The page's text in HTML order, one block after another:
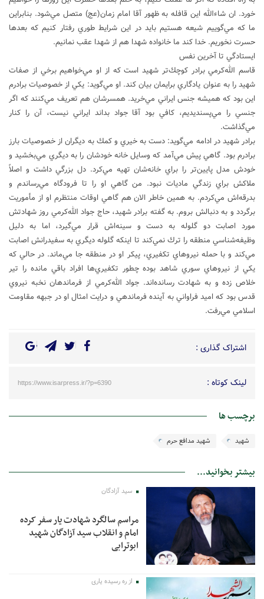
خورد. ان شاءالله اين قافله به ظهور آقا امام زمان(عج) متصل مي‌شود. بنابراين
ما كه مي‌گوييم شيعه هستيم بايد در اين شرايط طوري رفتار كنيم كه بعدها
حسرت نخوريم. خدا كند ما خانواده شهدا هم از شهدا عقب نمانيم.
ايستادگي تا آخرين نفس
قاسم الله‌كرمي برادر كوچك‌تر شهيد است كه از او مي‌خواهيم برخي از صفات
شهيد را به عنوان يادگاري برايمان بيان كند. او مي‌گويد: يكي از خصوصيات برادرم
اين بود كه هميشه جنس ايراني مي‌خريد. همسرشان هم تعريف مي‌كنند كه اگر
جنسي را مي‌پسنديديم، كافي بود آقا جواد بداند ايراني نيست، آن را كنار
مي‌گذاشت.
برادر شهيد در ادامه مي‌گويد: دست به خيري و كمك به ديگران از خصوصيات بارز
برادرم بود. گاهي پيش مي‌آمد كه وسايل خانه خودشان را به ديگري مي‌بخشيد و
خودش مدل پايين‌تر را براي خانه‌شان تهيه مي‌كرد. دل بزرگي داشت و اصلاً
ملاكش براي زندگي ماديات نبود. من گاهي او را تا فرودگاه مي‌رساندم و
بدرقه‌اش مي‌كردم. به همين خاطر الان هم گاهي اوقات منتظرم او از مأموريت
برگردد و به دنبالش بروم. به گفته برادر شهيد، حاج جواد الله‌كرمي روز شهادتش
مورد اصابت دو گلوله به دست و سينه‌اش قرار مي‌گيرد، اما به دليل
وظيفه‌شناسي منطقه را ترك نمي‌كند تا اينكه گلوله ديگري به سفيدرانش اصابت
مي‌كند و با حمله نيروهاي تكفيري، پيكر او در منطقه جا مي‌ماند. در حالي كه
يكي از نيروهاي سوري شاهد بوده چطور تكفيري‌ها افراد باقي مانده را تير
خلاص زده و به شهادت رسانده‌اند. جواد الله‌كرمي از فرماندهان نخبه نيروي
قدس بود كه اميد فراواني به آينده فرماندهي و درايت امثال او در جبهه مقاومت
اسلامي مي‌رفت.
اشتراک گذاری :
لینک کوتاه : https://www.isarpress.ir/?p=6390
برچسب ها
شهید شهید مدافع حرم
بیشتر بخوانید...
سید آزادگان
مراسم سالگرد شهادت یار سفر کرده
امام و انقلاب سید آزادگان شهید
ابوترابی
از ره رسیده یاری